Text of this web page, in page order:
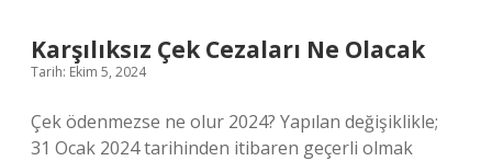
Karşılıksız Çek Cezaları Ne Olacak
Tarih: Ekim 5, 2024
Çek ödenmezse ne olur 2024? Yapılan değişiklikle;
31 Ocak 2024 tarihinden itibaren geçerli olmak